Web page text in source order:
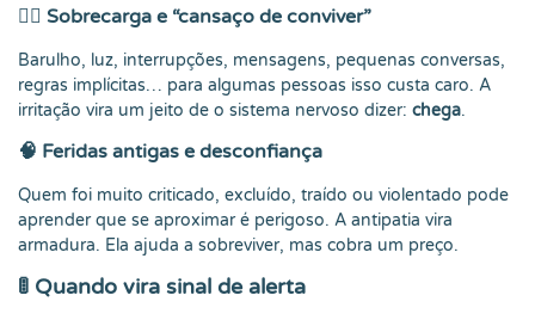
😮‍💨 Sobrecarga e “cansaço de conviver”
Barulho, luz, interrupções, mensagens, pequenas conversas,
regras implícitas… para algumas pessoas isso custa caro. A
irritação vira um jeito de o sistema nervoso dizer: chega.
🧠 Feridas antigas e desconfiança
Quem foi muito criticado, excluído, traído ou violentado pode
aprender que se aproximar é perigoso. A antipatia vira
armadura. Ela ajuda a sobreviver, mas cobra um preço.
🚦 Quando vira sinal de alerta